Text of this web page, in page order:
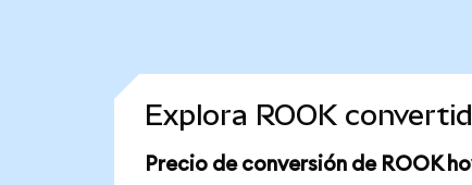
Explora ROOK
Precio de conversión de ROOK